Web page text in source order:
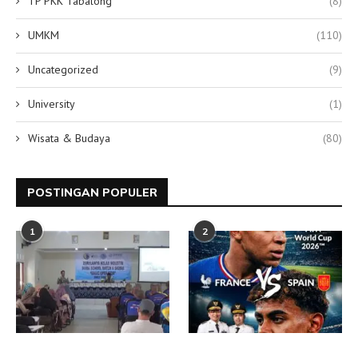
UMKM (110)
Uncategorized (9)
University (1)
Wisata & Budaya (80)
POSTINGAN POPULER
1 2